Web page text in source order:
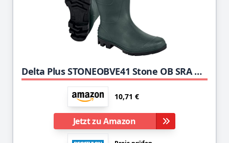
Delta Plus STONEOBVE41 Stone OB SRA Arbeitsstiefel - Rutschfest - Farbe: Grün-Schwarz - Größe: 41
10,71 €
Jetzt zu Amazon